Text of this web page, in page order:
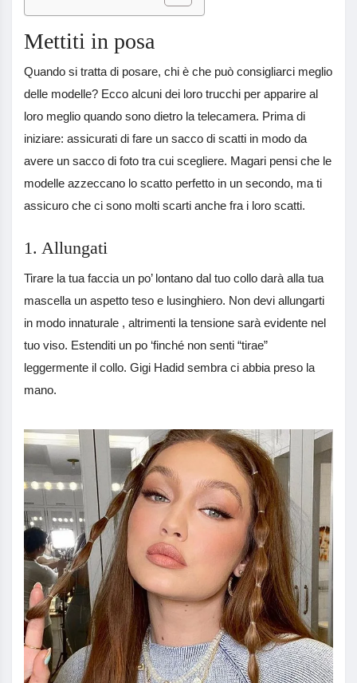
Mettiti in posa
Quando si tratta di posare, chi è che può consigliarci meglio
delle modelle? Ecco alcuni dei loro trucchi per apparire al
loro meglio quando sono dietro la telecamera. Prima di
iniziare: assicurati di fare un sacco di scatti in modo da
avere un sacco di foto tra cui scegliere. Magari pensi che le
modelle azzeccano lo scatto perfetto in un secondo, ma ti
assicuro che ci sono molti scarti anche fra i loro scatti.
1. Allungati
Tirare la tua faccia un po’ lontano dal tuo collo darà alla tua
mascella un aspetto teso e lusinghiero. Non devi allungarti
in modo innaturale , altrimenti la tensione sarà evidente nel
tuo viso. Estenditi un po ‘finché non senti “tirae”
leggermente il collo. Gigi Hadid sembra ci abbia preso la
mano.